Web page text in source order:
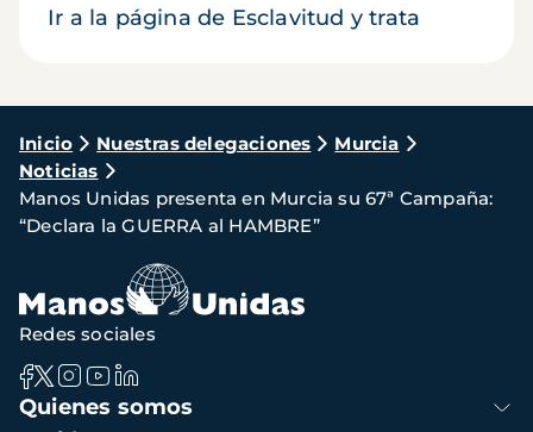
Ir a la página de Esclavitud y trata
Ruta
de
navegación
Inicio Nuestras delegaciones
Murcia
Noticias
Manos Unidas presenta en Murcia su 67ª Campaña:
“Declara la GUERRA al HAMBRE”
Navegación
principal
Quienes somos
Redes sociales